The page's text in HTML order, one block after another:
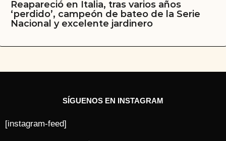
Reapareció en Italia, tras varios años
‘perdido’, campeón de bateo de la Serie
Nacional y excelente jardinero
SÍGUENOS EN INSTAGRAM
[instagram-feed]